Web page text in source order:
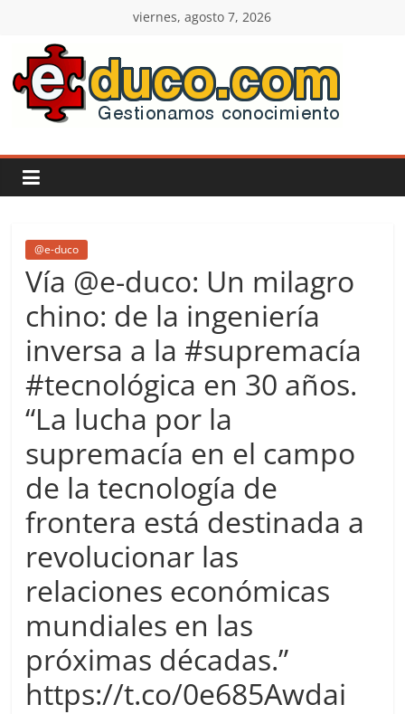
contenido
viernes, agosto 7, 2026
E-
duco:
Gestión
del
Conocimiento
Learn
more.
Do
more.
more.
@e-duco
Vía @e-duco: Un milagro
chino: de la ingeniería
inversa a la #supremacía
#tecnológica en 30 años.
“La lucha por la
supremacía en el campo
de la tecnología de
frontera está destinada a
revolucionar las
relaciones económicas
mundiales en las
próximas décadas.”
https://t.co/0e685Awdai